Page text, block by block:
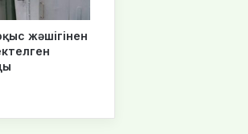
жәшігінен